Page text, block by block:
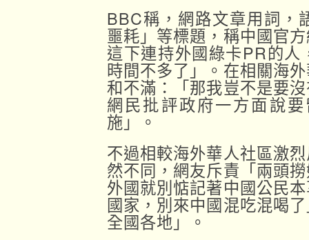
BBC稱，網路文章用詞，
噩耗」等標題，稱中國官
這下連持外國綠卡PR的
時間不多了」。在相關海
和不滿：「那我豈不是要
網民批評政府一方面說
施」。
不過相較海外華人社區激
然不同，網友斥責「兩頭
外國就別惦記著中國公民
國家，別來中國混吃混喝
全國各地」。